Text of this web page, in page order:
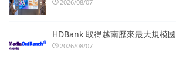
2026/08/07
HDBank 取得越南歷來最大規模
2026/08/07